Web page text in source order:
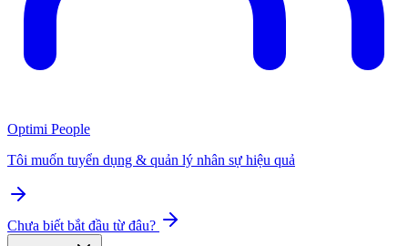
Optimi People
Tôi muốn tuyển dụng & quản lý nhân sự hiệu quả
Chưa biết bắt đầu từ đâu?